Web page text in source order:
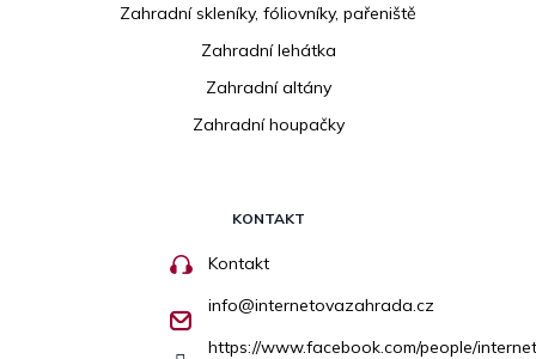
Zahradní skleníky, fóliovníky, pařeniště
Zahradní lehátka
Zahradní altány
Zahradní houpačky
KONTAKT
Kontakt
info@internetovazahrada.cz
https://www.facebook.com/people/